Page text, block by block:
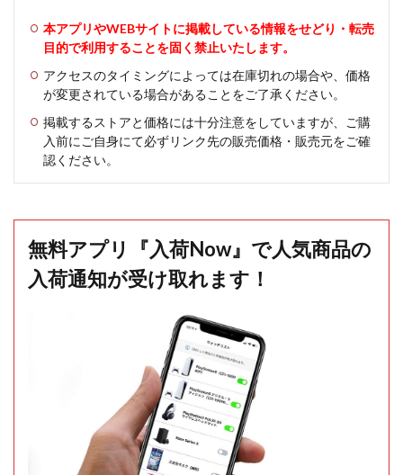
本アプリやWEBサイトに掲載している情報をせどり・転売
目的で利用することを固く禁止いたします。
アクセスのタイミングによっては在庫切れの場合や、価格
が変更されている場合があることをご了承ください。
掲載するストアと価格には十分注意をしていますが、ご購
入前にご自身にて必ずリンク先の販売価格・販売元をご確
認ください。
無料アプリ『入荷Now』で人気商品の
入荷通知が受け取れます！